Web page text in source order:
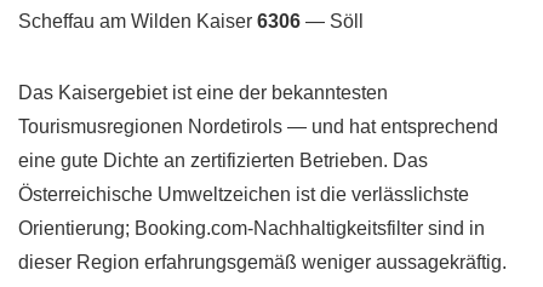
Scheffau am Wilden Kaiser 6306 — Söll
Das Kaisergebiet ist eine der bekanntesten
Tourismusregionen Nordetirols — und hat entsprechend
eine gute Dichte an zertifizierten Betrieben. Das
Österreichische Umweltzeichen ist die verlässlichste
Orientierung; Booking.com-Nachhaltigkeitsfilter sind in
dieser Region erfahrungsgemäß weniger aussagekräftig.